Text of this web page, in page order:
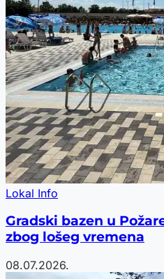
Lokal Info
Gradski bazen u
zbog lošeg vremena
08.07.2026.